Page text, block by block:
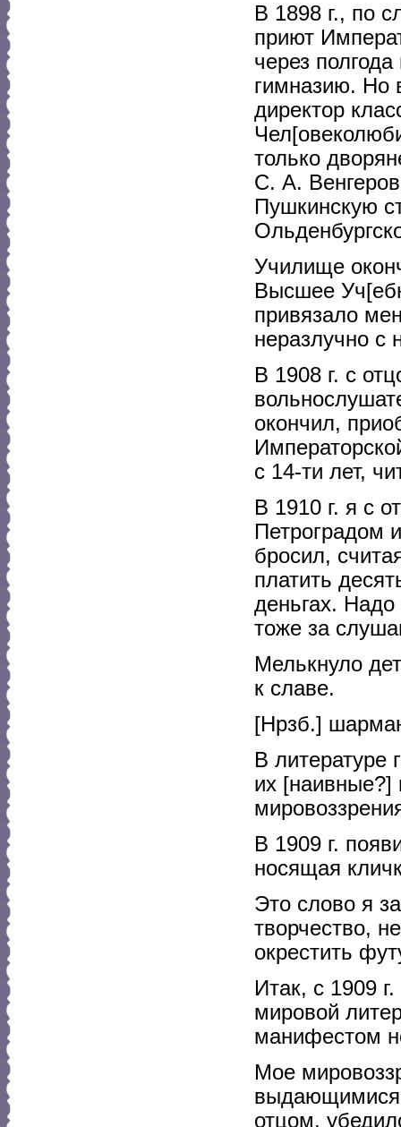
В 1898 г., по
приют
через
гимназию. Но
директор
только
С. А.
Пушкинскую
Училище
Высшее
привязало
неразлучно с
В 1908 г. с
окончил,
с 14-ти лет,
В 1910 г. я с
Петроградом
бросил,
платить
деньгах. Надо
тоже за
Мелькнуло
к славе.
[Нрзб.]
В литературе
их
В 1909 г.
носящая
Это слово я
творчество,
окрестить
Итак, с 1909
мировой
манифестом
Мое
выдающимися
отцом,